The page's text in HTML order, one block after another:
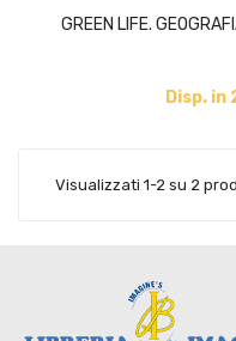
GREEN LIFE.
Disp.
Visualizzati 1-2 su 2